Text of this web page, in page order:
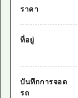
ราคา
ที่อยู่
บันทึกการจอด
รถ